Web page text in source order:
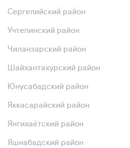
Сергелийский район
Учтепинский район
Чиланзарский район
Шайхантахурский район
Юнусабадский район
Яккасарайский район
Янгихаётский район
Яшнабадский район